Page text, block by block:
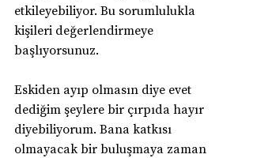
etkileyebiliyor. Bu sorumlulukla
kişileri değerlendirmeye
başlıyorsunuz.
Eskiden ayıp olmasın diye evet
dediğim şeylere bir çırpıda hayır
diyebiliyorum. Bana katkısı
olmayacak bir buluşmaya zaman